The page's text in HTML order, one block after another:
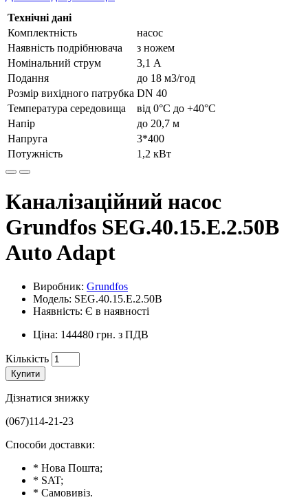
Технічні дані
Комплектність
насос
Наявність подрібнювача
з ножем
Номінальний струм
3,1 А
Подання
до 18 м3/год
Розмір вихідного патрубка DN 40
Температура середовища
від 0°С до +40°С
Напір
до 20,7 м
Напруга
3*400
Потужність
1,2 кВт
Каналізаційний насос
Grundfos SEG.40.15.Е.2.50В
Auto Adapt
Виробник: Grundfos
Модель: SEG.40.15.Е.2.50B
Наявність: Є в наявності
Ціна: 144480 грн. з ПДВ
Кількість
Купити
Дізнатися знижку
(067)114-21-23
Способи доставки:
* Нова Пошта;
* SAT;
* Самовивіз.